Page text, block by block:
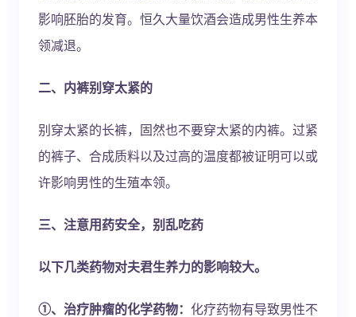
影响胚胎的发育。恒久大量饮酒会造成男性生养本
领减退。
二、内裤别穿太紧的
别穿太紧的长裤，固然也不要穿太紧的内裤。过紧
的裤子、合成质料以及过高的温度都被证明可以或
许影响男性的生殖本领。
三、注意用药安全，别乱吃药
以下几类药物对夫君生养力的影响较大。
①、治疗肿瘤的化学药物： 化疗药物有导致男性不